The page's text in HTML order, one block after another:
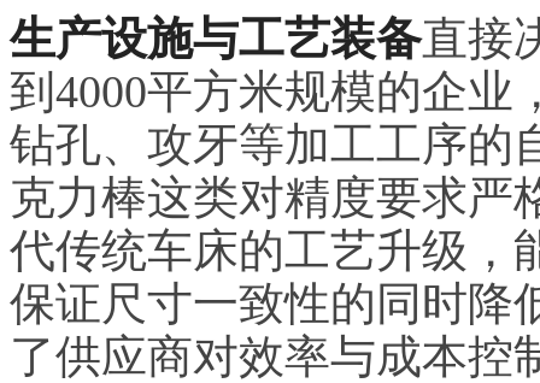
生产设施与工艺装备直接
到4000平方米规模的企
钻孔、攻牙等加工工序的
克力棒这类对精度要求严
代传统车床的工艺升级，
保证尺寸一致性的同时降
了供应商对效率与成本控